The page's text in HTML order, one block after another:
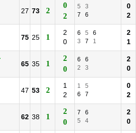
27 73 2
0
2
5
3
7
6
0
2
75 25 1
2
0
6 5
6
3
7 1
2
1
65 35 1
2
0
6
6
2
3
2
0
47 53 2
1
2
1
5
6
7
0
2
62 38 1
2
0
7
6
5
4
2
0